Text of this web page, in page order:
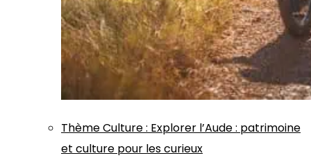
ThèmeCulture: Explorer l’Aude : patrimoine
et culture pour les curieux